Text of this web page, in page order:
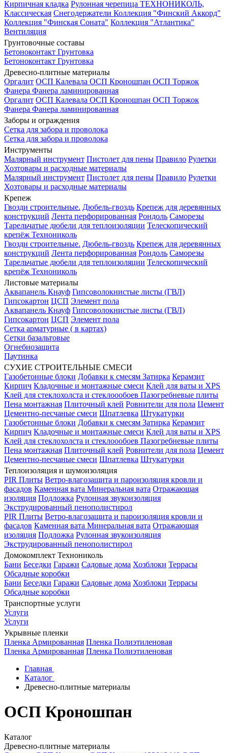
Кирпичная кладка Рулонная черепица ТЕХНОНИКОЛЬ,
Классическая Снегодержатели Коллекция "Финский Аккорд"
Коллекция "Финская Соната" Коллекция "Атлантика"
Вентиляция
Грунтовочные составы
Бетоноконтакт Грунтовка
Бетоноконтакт Грунтовка
Древесно-плитные материалы
Оргалит ОСП Калевала ОСП Кроношпан ОСП Торжок
Фанера Фанера ламинированная
Оргалит ОСП Калевала ОСП Кроношпан ОСП Торжок
Фанера Фанера ламинированная
Заборы и ограждения
Сетка для забора и проволока
Сетка для забора и проволока
Инструменты
Малярный инструмент Пистолет для пены Правило Рулетки
Хозтовары и расходные материалы
Малярный инструмент Пистолет для пены Правило Рулетки
Хозтовары и расходные материалы
Крепеж
Гвозди строительные. Дюбель-гвоздь Крепеж для деревянных
конструкций Лента перфорированная Рондоль Саморезы
Тарельчатые дюбели для теплоизоляции Телескопический
крепёж Технониколь
Гвозди строительные. Дюбель-гвоздь Крепеж для деревянных
конструкций Лента перфорированная Рондоль Саморезы
Тарельчатые дюбели для теплоизоляции Телескопический
крепёж Технониколь
Листовые материалы
Аквапанель Кнауф Гипсоволокнистые листы (ГВЛ)
Гипсокартон ЦСП Элемент пола
Аквапанель Кнауф Гипсоволокнистые листы (ГВЛ)
Гипсокартон ЦСП Элемент пола
Сетка арматурные ( в картах)
Сетки базальтовые
Огнебиозащита
Паутинка
СУХИЕ СТРОИТЕЛЬНЫЕ СМЕСИ
Газобетонные блоки Добавки к смесям Затирка Керамзит
Кирпич Кладочные и монтажные смеси Клей для ваты и XPS
Клей для стеклохолста и стеклоообоев Пазогребневые плиты
Пена монтажная Плиточный клей Ровнители для пола Цемент
Цементно-песчаные смеси Шпатлевка Штукатурки
Газобетонные блоки Добавки к смесям Затирка Керамзит
Кирпич Кладочные и монтажные смеси Клей для ваты и XPS
Клей для стеклохолста и стеклоообоев Пазогребневые плиты
Пена монтажная Плиточный клей Ровнители для пола Цемент
Цементно-песчаные смеси Шпатлевка Штукатурки
Теплоизоляция и шумоизоляция
PIR Плиты Ветро-влагозащита и пароизоляция кровли и
фасадов Каменная вата Минеральная вата Отражающая
изоляция Подложка Рулонная звукоизоляция
Экструдированный пенополистирол
PIR Плиты Ветро-влагозащита и пароизоляция кровли и
фасадов Каменная вата Минеральная вата Отражающая
изоляция Подложка Рулонная звукоизоляция
Экструдированный пенополистирол
Домокомплект Технониколь
Бани Беседки Гаражи Садовые дома Хозблоки Террасы
Обсадные коробки
Бани Беседки Гаражи Садовые дома Хозблоки Террасы
Обсадные коробки
Транспортные услуги
Услуги
Услуги
Укрывные пленки
Пленка Армированная Пленка Полиэтиленовая
Пленка Армированная Пленка Полиэтиленовая
Главная
Каталог
Древесно-плитные материалы
ОСП Кроношпан
Каталог
Древесно-плитные материалы